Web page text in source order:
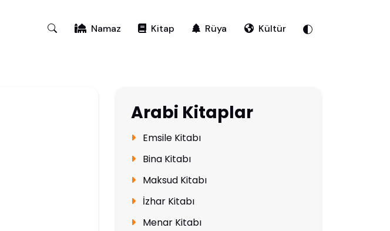
Namaz Kitap Rüya Kültür
Arabi Kitaplar
Emsile Kitabı
Bina Kitabı
Maksud Kitabı
İzhar Kitabı
Menar Kitabı